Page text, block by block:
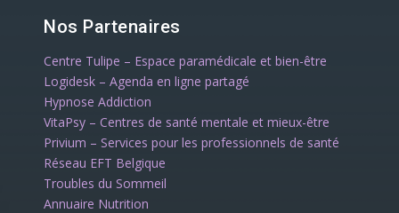
Nos Partenaires
Centre Tulipe – Espace paramédicale et bien-être
Logidesk – Agenda en ligne partagé
Hypnose Addiction
VitaPsy – Centres de santé mentale et mieux-être
Privium – Services pour les professionnels de santé
Réseau EFT Belgique
Troubles du Sommeil
Annuaire Nutrition